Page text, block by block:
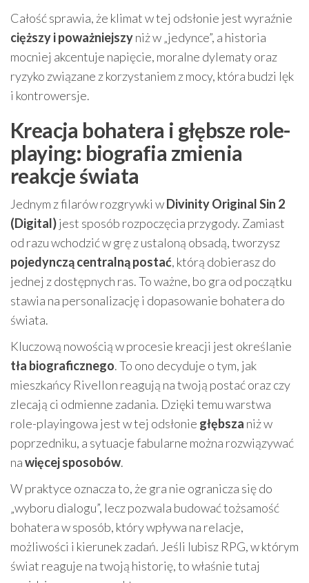
Całość sprawia, że klimat w tej odsłonie jest wyraźnie
cięższy i poważniejszyniż w „jedynce”, a historia
mocniej akcentuje napięcie, moralne dylematy oraz
ryzyko związane z korzystaniem z mocy, która budzi lęk
i kontrowersje.
Kreacja bohatera i głębsze role-
playing: biografia zmienia
reakcje świata
Jednym z filarów rozgrywki wDivinity Original Sin 2
(Digital)jest sposób rozpoczęcia przygody. Zamiast
od razu wchodzić w grę z ustaloną obsadą, tworzysz
pojedynczą centralną postać, którą dobierasz do
jednej z dostępnych ras. To ważne, bo gra od początku
stawia na personalizację i dopasowanie bohatera do
świata.
Kluczową nowością w procesie kreacji jest określanie
tła biograficznego. To ono decyduje o tym, jak
mieszkańcy Rivellon reagują na twoją postać oraz czy
zlecają ci odmienne zadania. Dzięki temu warstwa
role-playingowa jest w tej odsłonie głębsza niż w
poprzedniku, a sytuacje fabularne można rozwiązywać
nawięcej sposobów.
W praktyce oznacza to, że gra nie ogranicza się do
„wyboru dialogu”, lecz pozwala budować tożsamość
bohatera w sposób, który wpływa na relacje,
możliwości i kierunek zadań. Jeśli lubisz RPG, w którym
świat reaguje na twoją historię, to właśnie tutaj